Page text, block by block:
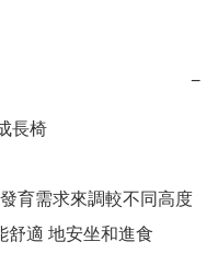
−
長椅
育需求來調較不同高度
舒適 地安坐和進食